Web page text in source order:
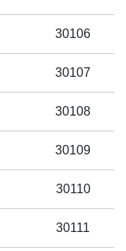
30106
30107
30108
30109
30110
30111